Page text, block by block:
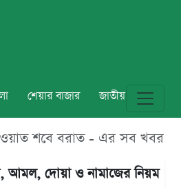
শেয়ার বাজার জাতীয় বিশ্ব
শবে বরাত - এর সব খবর
দোয়া ও নামাজের নিয়ম